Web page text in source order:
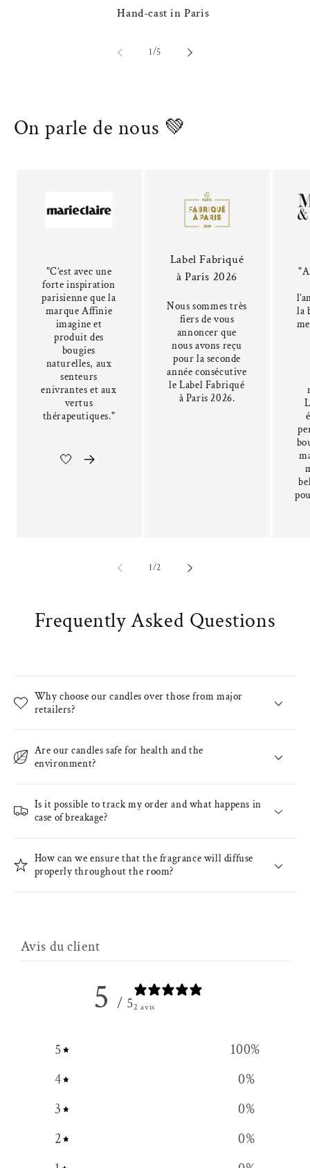
Hand-cast in Paris
1/of
5
On parle de nous 💚
"C’est avec une
forte inspiration
parisienne que la
marque Affinie
imagine et
produit des
bougies
naturelles, aux
senteurs
enivrantes et aux
vertus
thérapeutiques."
🤍
Label Fabriqué
à Paris 2026
Nous sommes très
fiers de vous
annoncer que
nous avons reçu
pour la seconde
année consécutive
le Label Fabriqué
à Paris 2026.
la
1/of
2
Frequently Asked Questions
Why choose our candles over those from major
retailers?
Are our candles safe for health and the
environment?
Is it possible to track my order and what happens in
case of breakage?
How can we ensure that the fragrance will diffuse
properly throughout the room?
Avis du client
5 / 52 avis
5 100%
4
0%
3
0%
2
0%